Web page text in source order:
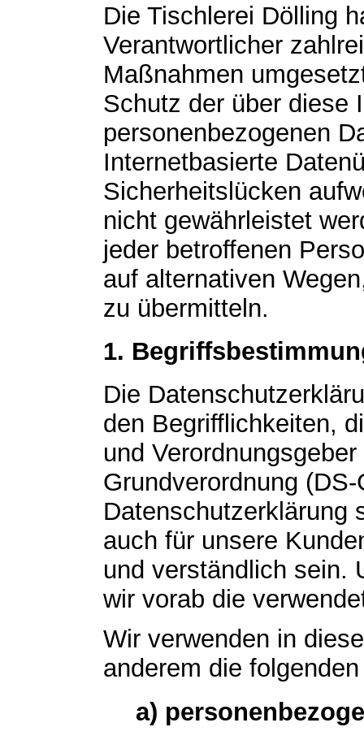
Die Tischlerei Dölling
Verantwortlicher
Maßnahmen
Schutz der über diese
personenbezogenen
Internetbasierte
Sicherheitslücken
nicht gewährleistet
jeder betroffenen
auf alternativen
zu übermitteln.
1.
Die
den Begrifflichkeiten,
und
Grundverordnung
Datenschutzerklärung
auch für unsere
und verständlich sein.
wir vorab die
Wir verwenden in
anderem die
a)